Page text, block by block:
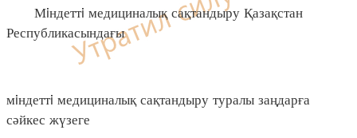
Мiндеттi медициналық сақтандыру Қазақстан
Республикасындағы
мiндеттi медициналық сақтандыру туралы заңдарға
сәйкес жүзеге